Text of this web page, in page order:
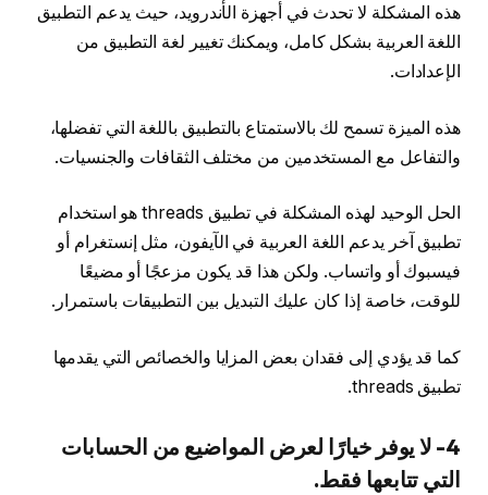
هذه المشكلة لا تحدث في أجهزة الأندرويد، حيث يدعم التطبيق
اللغة العربية بشكل كامل، ويمكنك تغيير لغة التطبيق من
الإعدادات.
هذه الميزة تسمح لك بالاستمتاع بالتطبيق باللغة التي تفضلها،
والتفاعل مع المستخدمين من مختلف الثقافات والجنسيات.
الحل الوحيد لهذه المشكلة في تطبيق threads هو استخدام
تطبيق آخر يدعم اللغة العربية في الآيفون، مثل إنستغرام أو
فيسبوك أو واتساب. ولكن هذا قد يكون مزعجًا أو مضيعًا
للوقت، خاصة إذا كان عليك التبديل بين التطبيقات باستمرار.
كما قد يؤدي إلى فقدان بعض المزايا والخصائص التي يقدمها
تطبيق threads.
4- لا يوفر خيارًا لعرض المواضيع من الحسابات
التي تتابعها فقط.